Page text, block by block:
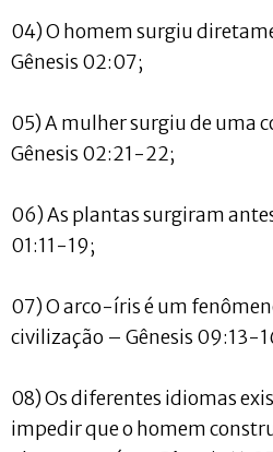
04) O homem surgiu
Gênesis 02:07;
05) A mulher surgiu de uma
Gênesis 02:21-22;
06) As plantas surgiram
01:11-19;
07) O arco-íris é um
civilização – Gênesis 09:13-
08) Os diferentes idiomas
impedir que o homem